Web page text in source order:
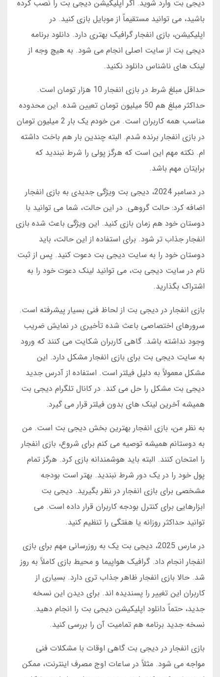
دیجی بت وارد شوید. اگر اپلیکیشن دیجی بت را نصب کرده
باشید، می توانید مستقیماً از موبایل بازی کنید. در
اپلیکیشن، بازی انفجار گرافیک بهتری دارد. دانلود برنامه
دیجی بت از سایت اصلی انجام می شود. به هیچ وجه از
لینک های ناشناس دانلود نکنید.
حداقل مبلغ شرط در بازی انفجار 10 هزار تومان است.
حداکثر مبلغ هم 50 میلیون تومان تعیین شده. این محدوده
مناسب همه کاربران است. من خودم یک بار 2 میلیون تومان
در بازی انفجار برنده شدم. البته چندین بار هم باخت داشته
ام. نکته مهم این است که هرگز پولی را شرط نبندید که
برایتان مهم باشد.
در دسامبر 2024، دیجی بت ویژگی جدیدی به بازی انفجار
اضافه کرد: حالت گروهی. در این حالت، شما می توانید با
دوستان خود هم زمان بازی کنید. این ویژگی باعث شده بازی
انفجار جذاب تر شود. برای استفاده از این حالت، باید
دوستان خود را به سایت دیجی بت دعوت کنید. پس از ثبت
نام در سایت دیجی بت، می توانید لینک دعوت خود را به
اشتراک بگذارید.
بازی انفجار در دیجی بت از لحاظ فنی بسیار پیشرفته است.
سرورهای اختصاصی باعث شده تأخیری در نمایش ضریب
وجود نداشته باشد. گاهی کاربران شکایت می کنند که ورود
به سایت دیجی بت برای بازی انفجار مشکل دارد. این
مشکل معمولاً به دلیل فیلتر است. استفاده از آدرس جدید
دیجی بت مشکل را حل می کند. در کانال تلگرام دیجی بت
همیشه آخرین لینک های بدون فیلتر قرار می گیرد.
به نظر من، بازی انفجار بهترین بخش دیجی بت است. من
به دوستانم همیشه توصیه می کنم برای شروع، بازی انفجار
را امتحان کنند. البته باید هوشمندانه بازی کرد. هرگز تمام
پول خود را در یک دور شرط نبندید. بهتر است بودجه
مشخصی برای بازی انفجار در نظر بگیرید. دیجی بت
ابزارهایی برای کنترل بودجه کاربران قرار داده است. می
توانید حداکثر روزانه یا هفتگی را تنظیم کنید.
در مارس 2025، دیجی بت یک به روزرسانی مهم برای بازی
انفجار انجام داد. گرافیک هواپیما و محیط بازی کاملاً به روز
شد. حالا بازی انفجار ظاهر جذاب تری دارد. بسیاری از
کاربران این تغییر را پسندیده اند. برای دیدن این نسخه
جدید، حتماً دانلود اپلیکیشن دیجی بت را انجام دهید.
نسخه جدید برنامه هم تمامیت آن را بررسی کنید.
بازی انفجار در دیجی بت گاهی اوقات با مشکلات فنی
مواجه می شود. مثلاً در ساعات اوج مصرف اینترنت، ممکن